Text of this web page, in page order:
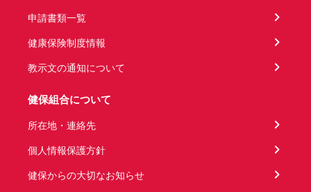
申請書類一覧
健康保険制度情報
教示文の通知について
健保組合について
所在地・連絡先
個人情報保護方針
健保からの大切なお知らせ